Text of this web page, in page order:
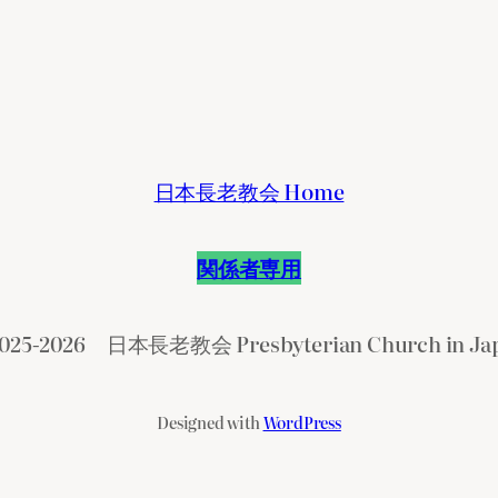
日本長老教会 Home
関係者専用
2026 日本長老教会 Presbyterian Church in
Designed withWordPress